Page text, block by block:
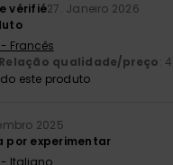
vérifié27. Janeiro 2026
Francês
Relação qualidade/preço: 4
este produto
2025
por experimentar